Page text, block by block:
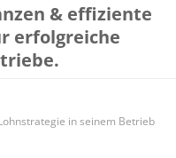
& effiziente
erfolgreiche
in seinem Betrieb